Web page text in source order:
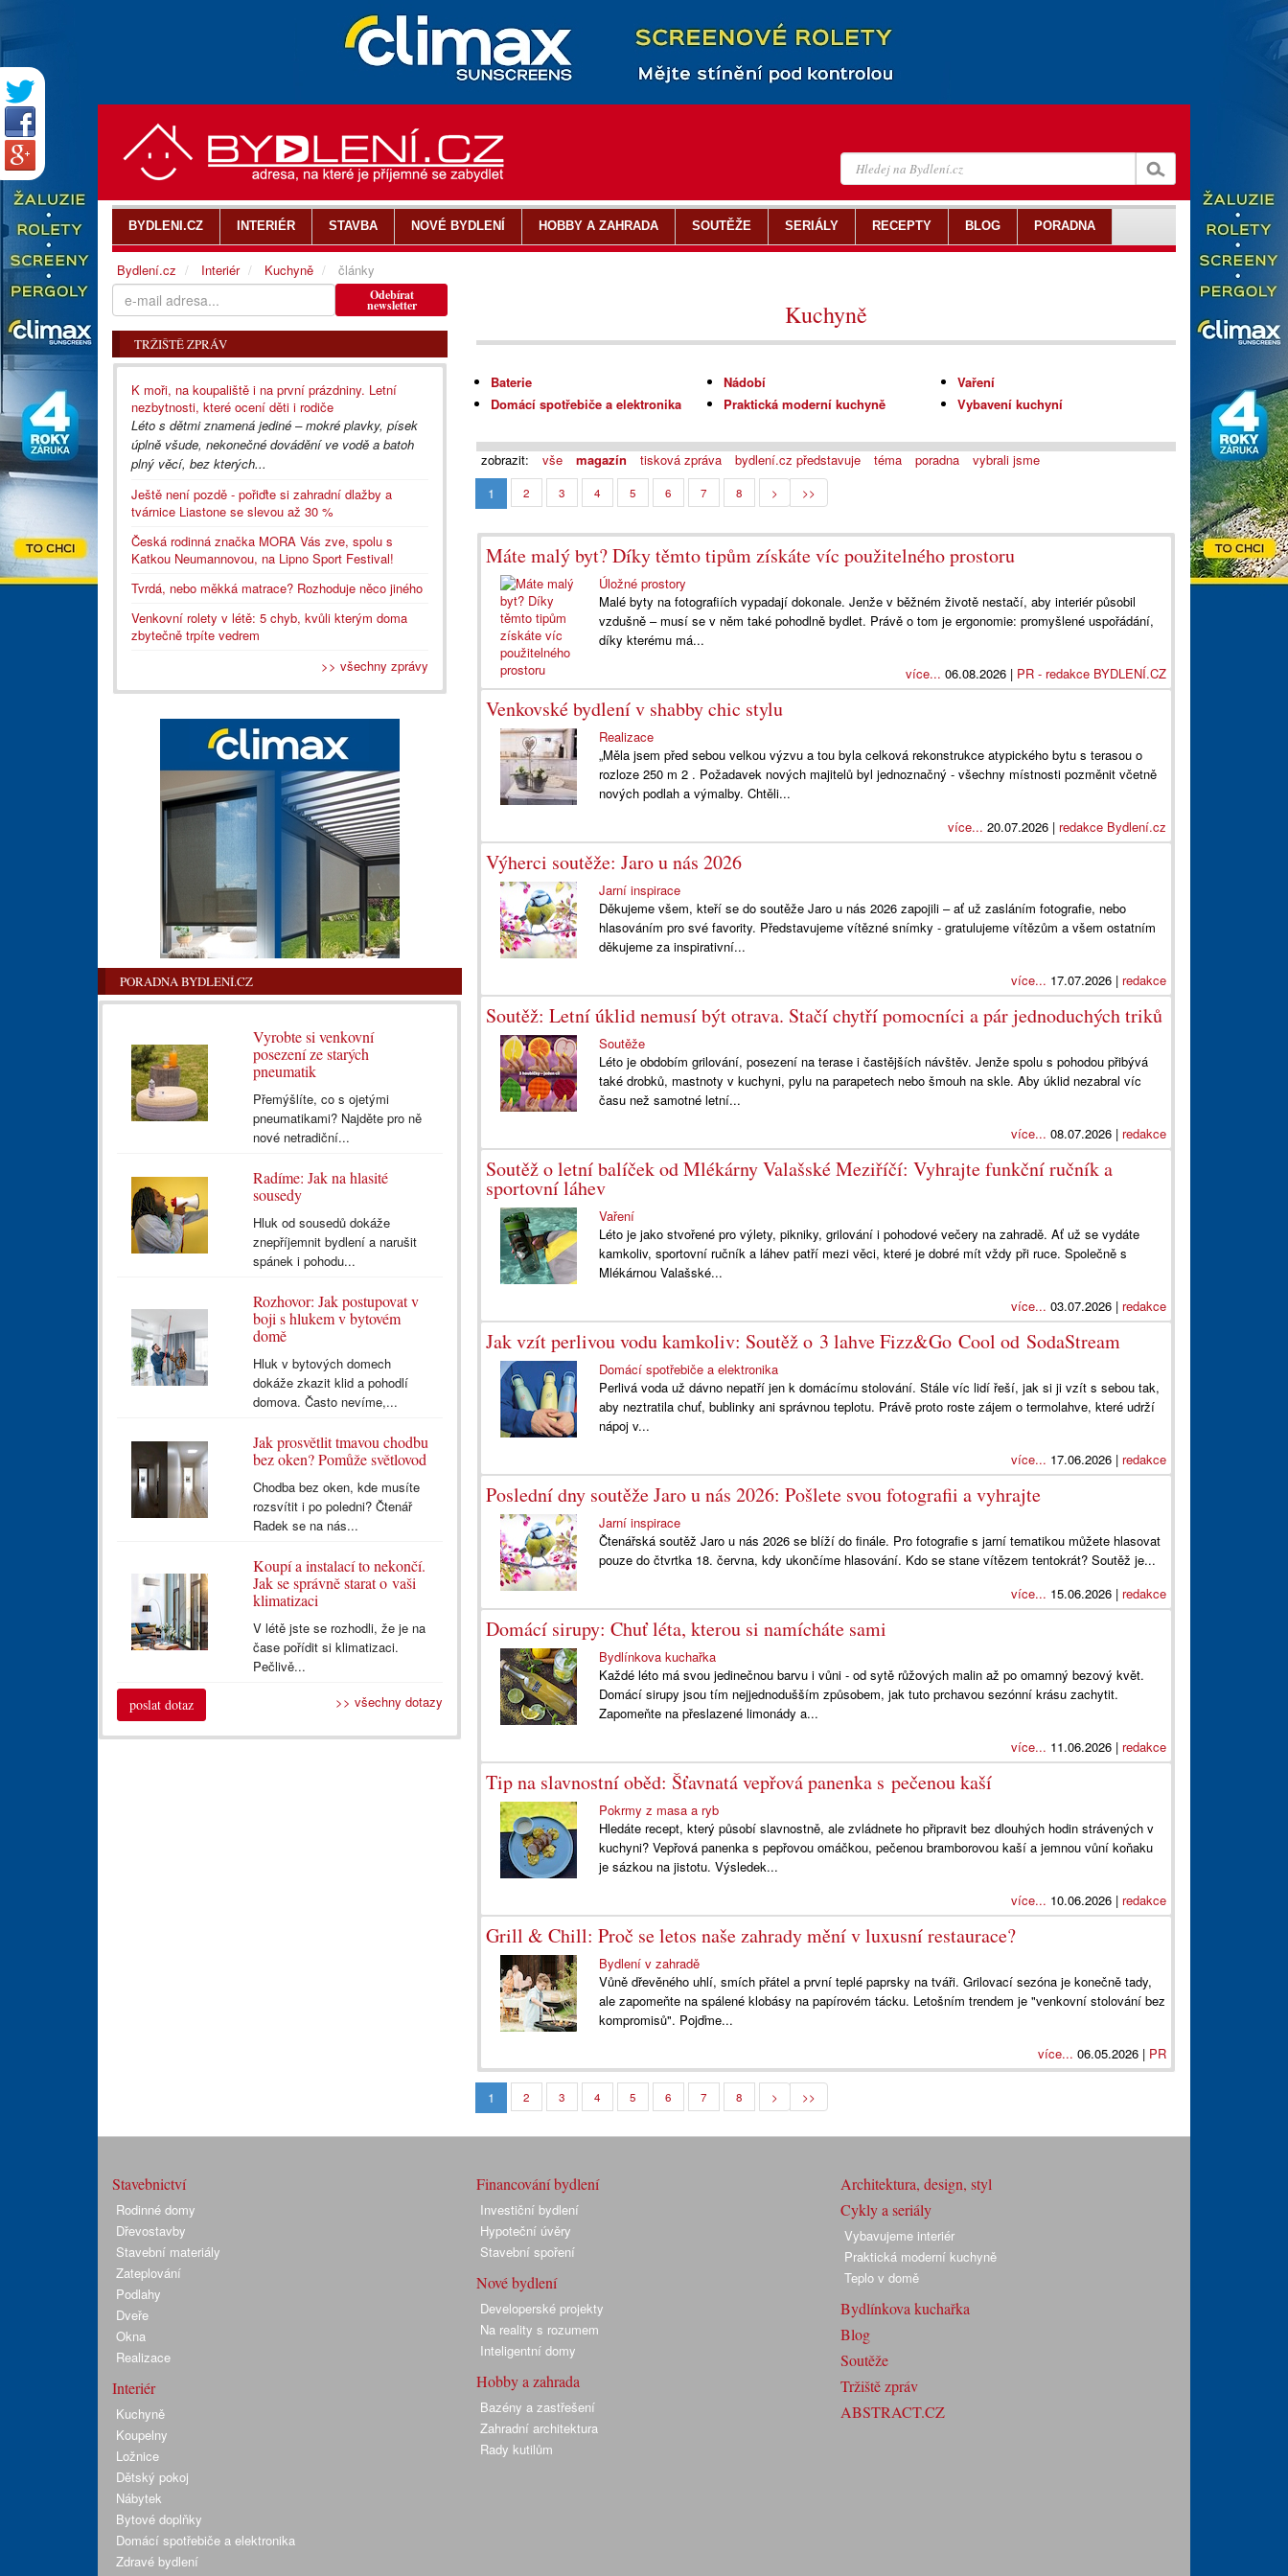
Kuchyně
Baterie
Domácí spotřebiče a elektronika
Nádobí
Praktická moderní kuchyně
Vaření
Vybavení kuchyní
zobrazit: vše magazín tisková zpráva bydlení.cz představuje téma poradna
vybrali jsme
1
2 3 4 5 6 7 8 > >>
Máte malý byt? Díky těmto tipům získáte víc použitelného prostoru
Úložné prostory
Malé byty na fotografiích vypadají dokonale. Jenže v běžném životě nestačí, aby interiér působil
vzdušně – musí se v něm také pohodlně bydlet. Právě o tom je ergonomie: promyšlené uspořádání,
díky kterému má...
více... 06.08.2026 | PR - redakce BYDLENÍ.CZ
Venkovské bydlení v shabby chic stylu
Realizace
„Měla jsem před sebou velkou výzvu a tou byla celková rekonstrukce atypického bytu s terasou o
rozloze 250 m 2 . Požadavek nových majitelů byl jednoznačný - všechny místnosti pozměnit včetně
nových podlah a výmalby. Chtěli...
více... 20.07.2026 | redakce Bydlení.cz
Výherci soutěže: Jaro u nás 2026
Jarní inspirace
Děkujeme všem, kteří se do soutěže Jaro u nás 2026 zapojili – ať už zasláním fotografie, nebo
hlasováním pro své favority. Představujeme vítězné snímky - gratulujeme vítězům a všem ostatním
děkujeme za inspirativní...
více... 17.07.2026 | redakce
Soutěž: Letní úklid nemusí být otrava. Stačí chytří pomocníci a pár jednoduchých triků
Soutěže
Léto je obdobím grilování, posezení na terase i častějších návštěv. Jenže spolu s pohodou přibývá
také drobků, mastnoty v kuchyni, pylu na parapetech nebo šmouh na skle. Aby úklid nezabral víc
času než samotné letní...
více... 08.07.2026 | redakce
Soutěž o letní balíček od Mlékárny Valašské Meziříčí: Vyhrajte funkční ručník a
sportovní láhev
Vaření
Léto je jako stvořené pro výlety, pikniky, grilování i pohodové večery na zahradě. Ať už se vydáte
kamkoliv, sportovní ručník a láhev patří mezi věci, které je dobré mít vždy při ruce. Společně s
Mlékárnou Valašské...
více... 03.07.2026 | redakce
Jak vzít perlivou vodu kamkoliv: Soutěž o 3 lahve Fizz&Go Cool od SodaStream
Domácí spotřebiče a elektronika
Perlivá voda už dávno nepatří jen k domácímu stolování. Stále víc lidí řeší, jak si ji vzít s sebou tak,
aby neztratila chuť, bublinky ani správnou teplotu. Právě proto roste zájem o termolahve, které udrží
nápoj v...
více... 17.06.2026 | redakce
Poslední dny soutěže Jaro u nás 2026: Pošlete svou fotografii a vyhrajte
Jarní inspirace
Čtenářská soutěž Jaro u nás 2026 se blíží do finále. Pro fotografie s jarní tematikou můžete hlasovat
pouze do čtvrtka 18. června, kdy ukončíme hlasování. Kdo se stane vítězem tentokrát? Soutěž je...
více... 15.06.2026 | redakce
Domácí sirupy: Chuť léta, kterou si namícháte sami
Bydlínkova kuchařka
Každé léto má svou jedinečnou barvu i vůni - od sytě růžových malin až po omamný bezový květ.
Domácí sirupy jsou tím nejjednodušším způsobem, jak tuto prchavou sezónní krásu zachytit.
Zapomeňte na přeslazené limonády a...
více... 11.06.2026 | redakce
Tip na slavnostní oběd: Šťavnatá vepřová panenka s pečenou kaší
Pokrmy z masa a ryb
Hledáte recept, který působí slavnostně, ale zvládnete ho připravit bez dlouhých hodin strávených v
kuchyni? Vepřová panenka s pepřovou omáčkou, pečenou bramborovou kaší a jemnou vůní koňaku
je sázkou na jistotu. Výsledek...
více... 10.06.2026 | redakce
Grill & Chill: Proč se letos naše zahrady mění v luxusní restaurace?
Bydlení v zahradě
Vůně dřevěného uhlí, smích přátel a první teplé paprsky na tváři. Grilovací sezóna je konečně tady,
ale zapomeňte na spálené klobásy na papírovém tácku. Letošním trendem je "venkovní stolování bez
kompromisů". Pojďme...
více... 06.05.2026 | PR
1 2 3 4 5 6 7 8 > >>
Odebírat
newsletter
TRŽIŠTĚ ZPRÁV
K moři, na koupaliště i na první prázdniny. Letní
nezbytnosti, které ocení děti i rodiče
Léto s dětmi znamená jediné – mokré plavky, písek
úplně všude, nekonečné dovádění ve vodě a batoh
plný věcí, bez kterých...
Ještě není pozdě - pořiďte si zahradní dlažby a
tvárnice Liastone se slevou až 30 %
Česká rodinná značka MORA Vás zve, spolu s
Katkou Neumannovou, na Lipno Sport Festival!
Tvrdá, nebo měkká matrace? Rozhoduje něco jiného
Venkovní rolety v létě: 5 chyb, kvůli kterým doma
zbytečně trpíte vedrem
>> všechny zprávy
PORADNA BYDLENÍ.CZ
Vyrobte si venkovní
posezení ze starých
pneumatik
Přemýšlíte, co s ojetými
pneumatikami? Najděte pro ně
nové netradiční...
Radíme: Jak na hlasité
sousedy
Hluk od sousedů dokáže
znepříjemnit bydlení a narušit
spánek i pohodu...
Rozhovor: Jak postupovat v
boji s hlukem v bytovém
domě
Hluk v bytových domech
dokáže zkazit klid a pohodlí
domova. Často nevíme,...
Jak prosvětlit tmavou chodbu
bez oken? Pomůže světlovod
Chodba bez oken, kde musíte
rozsvítit i po poledni? Čtenář
Radek se na nás...
Koupí a instalací to nekončí.
Jak se správně starat o vaši
klimatizaci
V létě jste se rozhodli, že je na
čase pořídit si klimatizaci.
Pečlivě...
poslat dotaz >> všechny dotazy
BYDLENI.CZ INTERIÉR STAVBA NOVÉ BYDLENÍ HOBBY A ZAHRADA SOUTĚŽE SERIÁLY RECEPTY BLOG PORADNA
Bydlení.cz Interiér Kuchyně články
Stavebnictví
Rodinné domy
Dřevostavby
Stavební materiály
Zateplování
Podlahy
Dveře
Okna
Realizace
Interiér
Kuchyně
Koupelny
Ložnice
Dětský pokoj
Nábytek
Bytové doplňky
Domácí spotřebiče a elektronika
Zdravé bydlení
Financování bydlení
Investiční bydlení
Hypoteční úvěry
Stavební spoření
Nové bydlení
Developerské projekty
Na reality s rozumem
Inteligentní domy
Hobby a zahrada
Bazény a zastřešení
Zahradní architektura
Rady kutilům
Architektura, design, styl
Cykly a seriály
Vybavujeme interiér
Praktická moderní kuchyně
Teplo v domě
Bydlínkova kuchařka
Blog
Soutěže
Tržiště zpráv
ABSTRACT.CZ